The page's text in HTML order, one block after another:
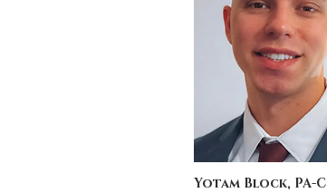
Yotam Block, PA-C